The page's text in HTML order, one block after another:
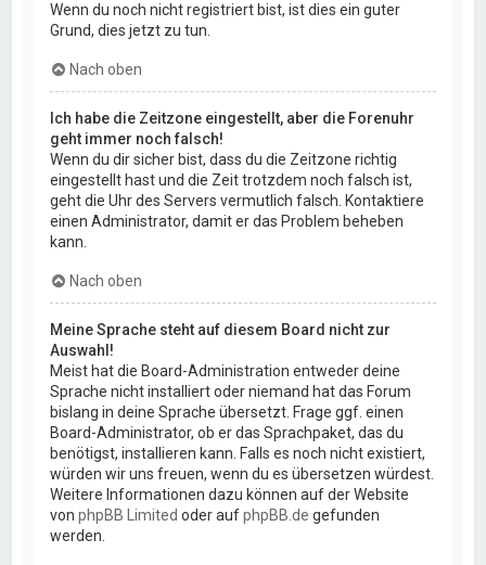
Wenn du noch nicht registriert bist, ist dies ein guter
Grund, dies jetzt zu tun.
Nach oben
Ich habe die Zeitzone eingestellt, aber die Forenuhr
geht immer noch falsch!
Wenn du dir sicher bist, dass du die Zeitzone richtig
eingestellt hast und die Zeit trotzdem noch falsch ist,
geht die Uhr des Servers vermutlich falsch. Kontaktiere
einen Administrator, damit er das Problem beheben
kann.
Nach oben
Meine Sprache steht auf diesem Board nicht zur
Auswahl!
Meist hat die Board-Administration entweder deine
Sprache nicht installiert oder niemand hat das Forum
bislang in deine Sprache übersetzt. Frage ggf. einen
Board-Administrator, ob er das Sprachpaket, das du
benötigst, installieren kann. Falls es noch nicht existiert,
würden wir uns freuen, wenn du es übersetzen würdest.
Weitere Informationen dazu können auf der Website
vonphpBB Limited oder aufphpBB.de gefunden
werden.